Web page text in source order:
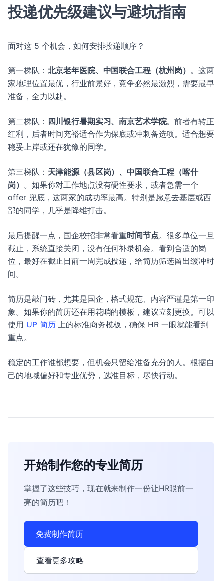
投递优先级建议与避坑指南
面对这 5 个机会，如何安排投递顺序？
第一梯队： 北京老年医院、中国联合工程（杭州岗） 。这两
家地理位置最优，行业前景好，竞争必然最激烈，需要最早
准备，全力以赴。
第二梯队： 四川银行暑期实习、南京艺术学院。前者有转正
红利，后者时间充裕适合作为保底或冲刺备选项。适合想要
稳妥上岸或还在犹豫的同学。
第三梯队： 天津能源（县区岗）、中国联合工程（喀什
岗） 。如果你对工作地点没有硬性要求，或者急需一个
offer 兜底，这两家的成功率最高。特别是愿意去基层或西
部的同学，几乎是降维打击。
最后提醒一点，国企校招非常看重时间节点。很多单位一旦
截止，系统直接关闭，没有任何补录机会。看到合适的岗
位，最好在截止日前一周完成投递，给简历筛选留出缓冲时
间。
简历是敲门砖，尤其是国企，格式规范、内容严谨是第一印
象。如果你的简历还在用花哨的模板，建议立刻更换。可以
使用 UP 简历 上的标准商务模板，确保 HR 一眼就能看到
重点。
稳定的工作谁都想要，但机会只留给准备充分的人。根据自
己的地域偏好和专业优势，选准目标，尽快行动。
开始制作您的专业简历
掌握了这些技巧，现在就来制作一份让HR眼前一
亮的简历吧！
免费制作简历
查看更多攻略